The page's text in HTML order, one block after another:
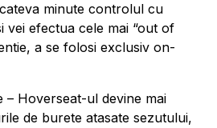
minute controlul cu
vei efectua cele mai “out of
a se folosi exclusiv on-
– Hoverseat-ul devine mai
de burete atasate sezutului,